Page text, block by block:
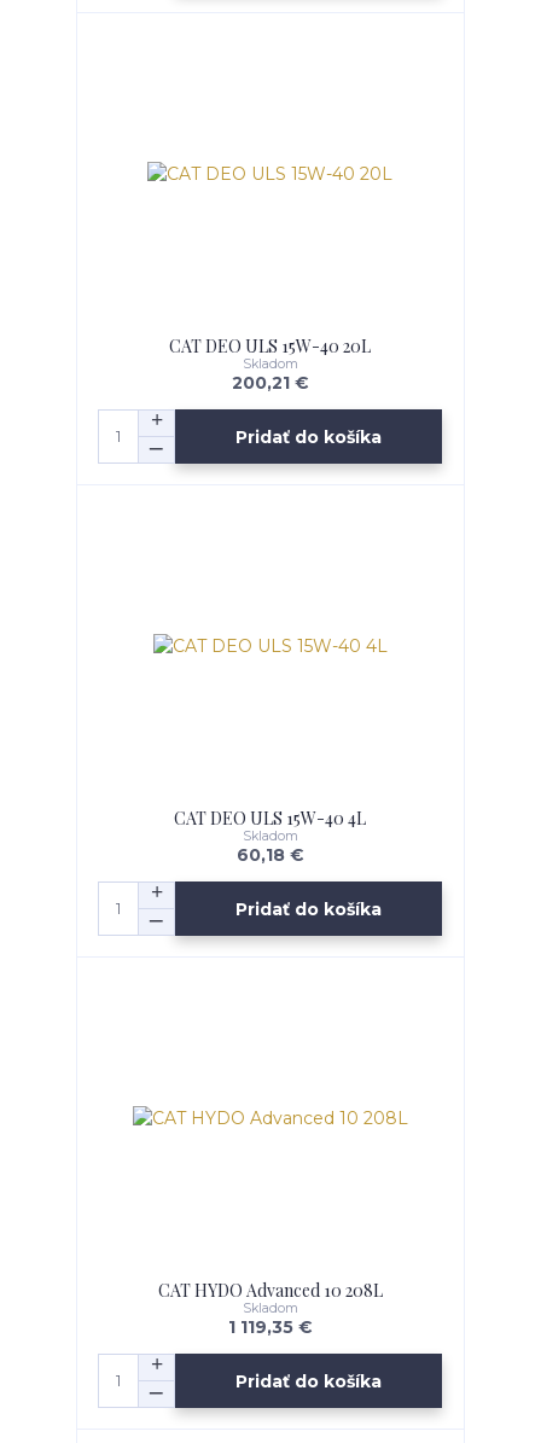
CAT DEO ULS 15W-40 20L
200,21 €
Skladom
Pridať do košíka
CAT DEO ULS 15W-40 4L
60,18 €
Skladom
Pridať do košíka
CAT HYDO Advanced 10 208L
1 119,35 €
Skladom
Pridať do košíka